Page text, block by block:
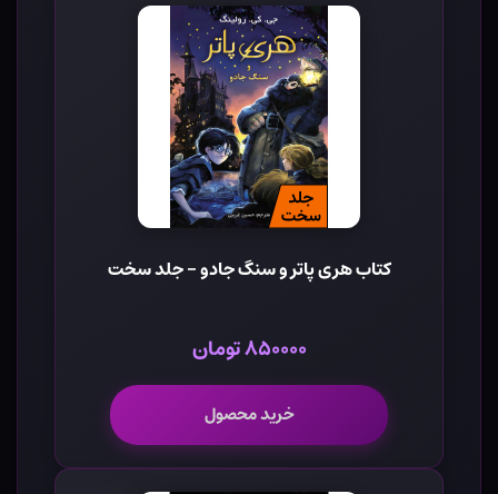
کتاب هری پاتر و سنگ جادو - جلد سخت
۸۵۰۰۰۰ تومان
خرید محصول